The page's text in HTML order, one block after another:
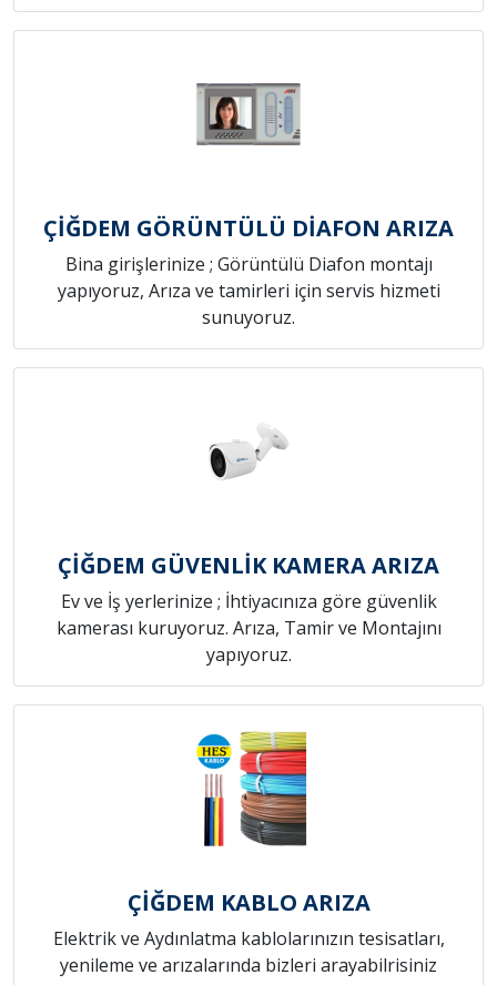
ÇİĞDEM GÖRÜNTÜLÜ DİAFON ARIZA
Bina girişlerinize ; Görüntülü Diafon montajı
yapıyoruz, Arıza ve tamirleri için servis hizmeti
sunuyoruz.
ÇİĞDEM GÜVENLİK KAMERA ARIZA
Ev ve İş yerlerinize ; İhtiyacınıza göre güvenlik
kamerası kuruyoruz. Arıza, Tamir ve Montajını
yapıyoruz.
ÇİĞDEM KABLO ARIZA
Elektrik ve Aydınlatma kablolarınızın tesisatları,
yenileme ve arızalarında bizleri arayabilrisiniz